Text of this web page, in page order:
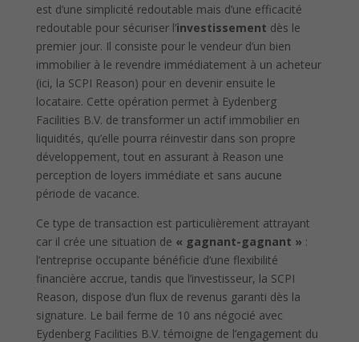
est d’une simplicité redoutable mais d’une efficacité
redoutable pour sécuriser l’investissement dès le
premier jour. Il consiste pour le vendeur d’un bien
immobilier à le revendre immédiatement à un acheteur
(ici, la SCPI Reason) pour en devenir ensuite le
locataire. Cette opération permet à Eydenberg
Facilities B.V. de transformer un actif immobilier en
liquidités, qu’elle pourra réinvestir dans son propre
développement, tout en assurant à Reason une
perception de loyers immédiate et sans aucune
période de vacance.
Ce type de transaction est particulièrement attrayant
car il crée une situation de « gagnant-gagnant » :
l’entreprise occupante bénéficie d’une flexibilité
financière accrue, tandis que l’investisseur, la SCPI
Reason, dispose d’un flux de revenus garanti dès la
signature. Le bail ferme de 10 ans négocié avec
Eydenberg Facilities B.V. témoigne de l’engagement du